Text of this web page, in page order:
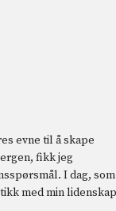
evne til å skape
fikk jeg
I dag, som
med min lidenskap